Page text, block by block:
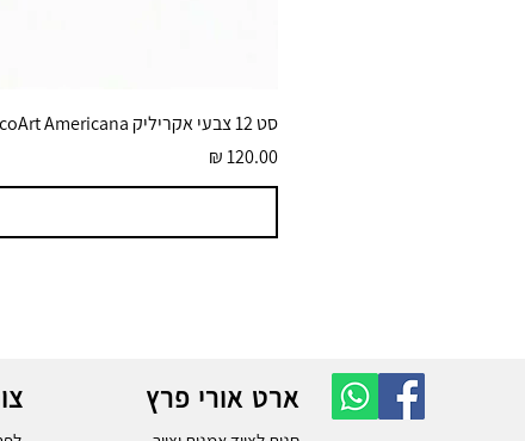
סט 12 צבעי אקריליק DecoArt Americana גוונים בוהקים 59 מ״ל
מחיר
ארט אורי פרץ